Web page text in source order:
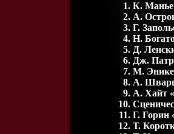
К. Манье
А.
Г.
Н.
Д.
Дж.
М.
А.
А. Хайт
Г. Горин
Т.